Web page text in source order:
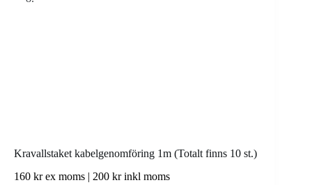
Kravallstaket kabelgenomföring 1m (Totalt finns 10 st.)
160 krex moms | 200 krinkl moms